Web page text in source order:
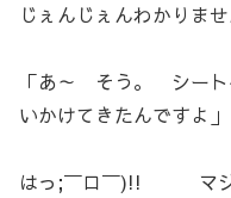
じぇんじぇんわかりま
「あ～ そう。 シー
いかけてきたんですよ」
はっ;￣ロ￣)!! マジ